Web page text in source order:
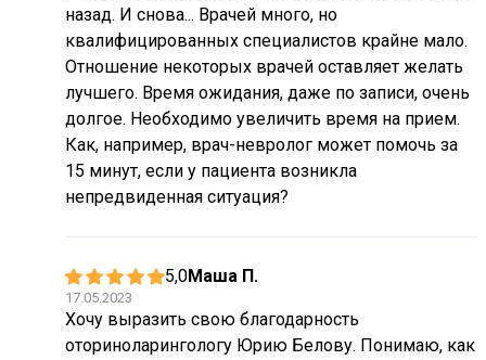
назад. И снова... Врачей много, но
квалифицированных специалистов крайне мало.
Отношение некоторых врачей оставляет желать
лучшего. Время ожидания, даже по записи, очень
долгое. Необходимо увеличить время на прием.
Как, например, врач-невролог может помочь за
15 минут, если у пациента возникла
непредвиденная ситуация?
5,0Маша П.
17.05.2023
Хочу выразить свою благодарность
оториноларингологу Юрию Белову. Понимаю, как